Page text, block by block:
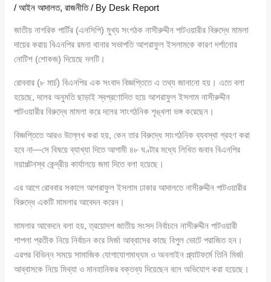
/আইন আদালত,রাজনীতি/ By Desk Report
জাতীয় নাগরিক পার্টির (এনসিপি) মুখ্য সংগঠক নাসীরুদ্দীন পাটওয়ারীর বিরুদ্ধে মামলা
দায়ের করায় বিএনপির রমনা থানার সভাপতি আশরাফুল ইসলামকে কারণ দর্শানোর
নোটিশ (শোকজ) দিয়েছে দলটি।
রোববার (৮ মার্চ) বিএনপির এক সংবাদ বিজ্ঞপ্তিতে এ তথ্য জানানো হয়। এতে বলা
হয়েছে, দলের অনুমতি ছাড়াই স্বপ্রণোদিত হয়ে আশরাফুল ইসলাম নাসীরুদ্দীন
পাটওয়ারীর বিরুদ্ধে মামলা করে দলের সাংগঠনিক শৃঙ্খলা ভঙ্গ করেছেন।
বিজ্ঞপ্তিতে আরও উল্লেখ করা হয়, কেন তার বিরুদ্ধে সাংগঠনিক ব্যবস্থা গ্রহণ করা
হবে না—সে বিষয়ে ব্যাখ্যা দিতে আগামী ৪৮ ঘণ্টার মধ্যে লিখিত জবাব বিএনপির
নয়াপল্টনস্থ কেন্দ্রীয় কার্যালয়ে জমা দিতে বলা হয়েছে।
এর আগে রোববার সকালে আশরাফুল ইসলাম ঢাকার আদালতে নাসীরুদ্দীন পাটওয়ারীর
বিরুদ্ধে একটি মামলার আবেদন করেন।
মামলার আবেদনে বলা হয়, ত্রয়োদশ জাতীয় সংসদ নির্বাচনে নাসীরুদ্দীন পাটওয়ারী
শাপলা প্রতীক নিয়ে নির্বাচন করে মির্জা আব্বাসের কাছে বিপুল ভোটে পরাজিত হন।
এরপর বিভিন্ন সময়ে সামাজিক যোগাযোগমাধ্যম ও অনলাইন প্ল্যাটফর্মে তিনি মির্জা
আব্বাসকে নিয়ে মিথ্যা ও মানহানিকর বক্তব্য দিয়েছেন বলে অভিযোগ করা হয়েছে।